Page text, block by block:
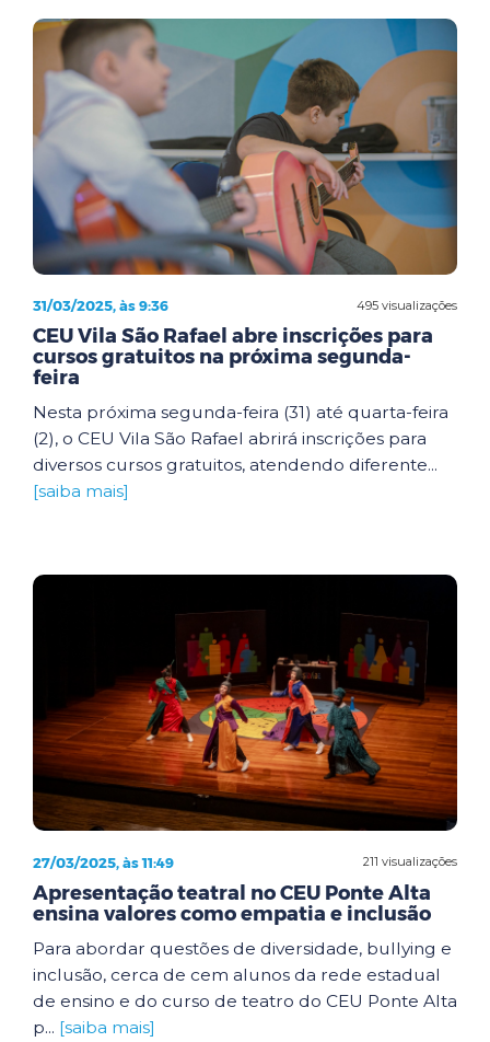
495 visualizações
31/03/2025, às 9:36
CEU Vila São Rafael abre inscrições para
cursos gratuitos na próxima segunda-
feira
Nesta próxima segunda-feira (31) até quarta-feira
(2), o CEU Vila São Rafael abrirá inscrições para
diversos cursos gratuitos, atendendo diferente...
[saiba mais]
211 visualizações
27/03/2025, às 11:49
Apresentação teatral no CEU Ponte Alta
ensina valores como empatia e inclusão
Para abordar questões de diversidade, bullying e
inclusão, cerca de cem alunos da rede estadual
de ensino e do curso de teatro do CEU Ponte Alta
p... [saiba mais]